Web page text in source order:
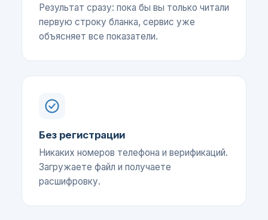
Результат сразу: пока бы вы только читали
первую строку бланка, сервис уже
объясняет все показатели.
Без регистрации
Никаких номеров телефона и верификаций.
Загружаете файл и получаете
расшифровку.